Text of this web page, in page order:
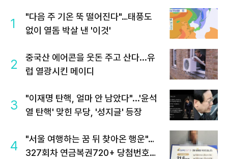
1
"다음 주 기온 뚝 떨어진다"…태풍도
없이 열돔 박살 낸 '이것'
2
중국산 에어콘을 웃돈 주고 산다...유
럽 열광시킨 메이디
3
"이재명 탄핵, 얼마 안 남았다"...'윤석
열 탄핵' 맞힌 무당, '성지글' 등장
4
"서울 여행하는 꿈 뒤 찾아온 행운"…
327회차 연금복권720+ 당첨번호조